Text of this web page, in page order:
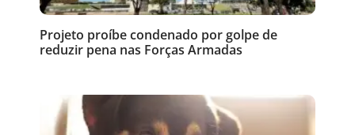
Projeto proíbe condenado por golpe de
reduzir pena nas Forças Armadas